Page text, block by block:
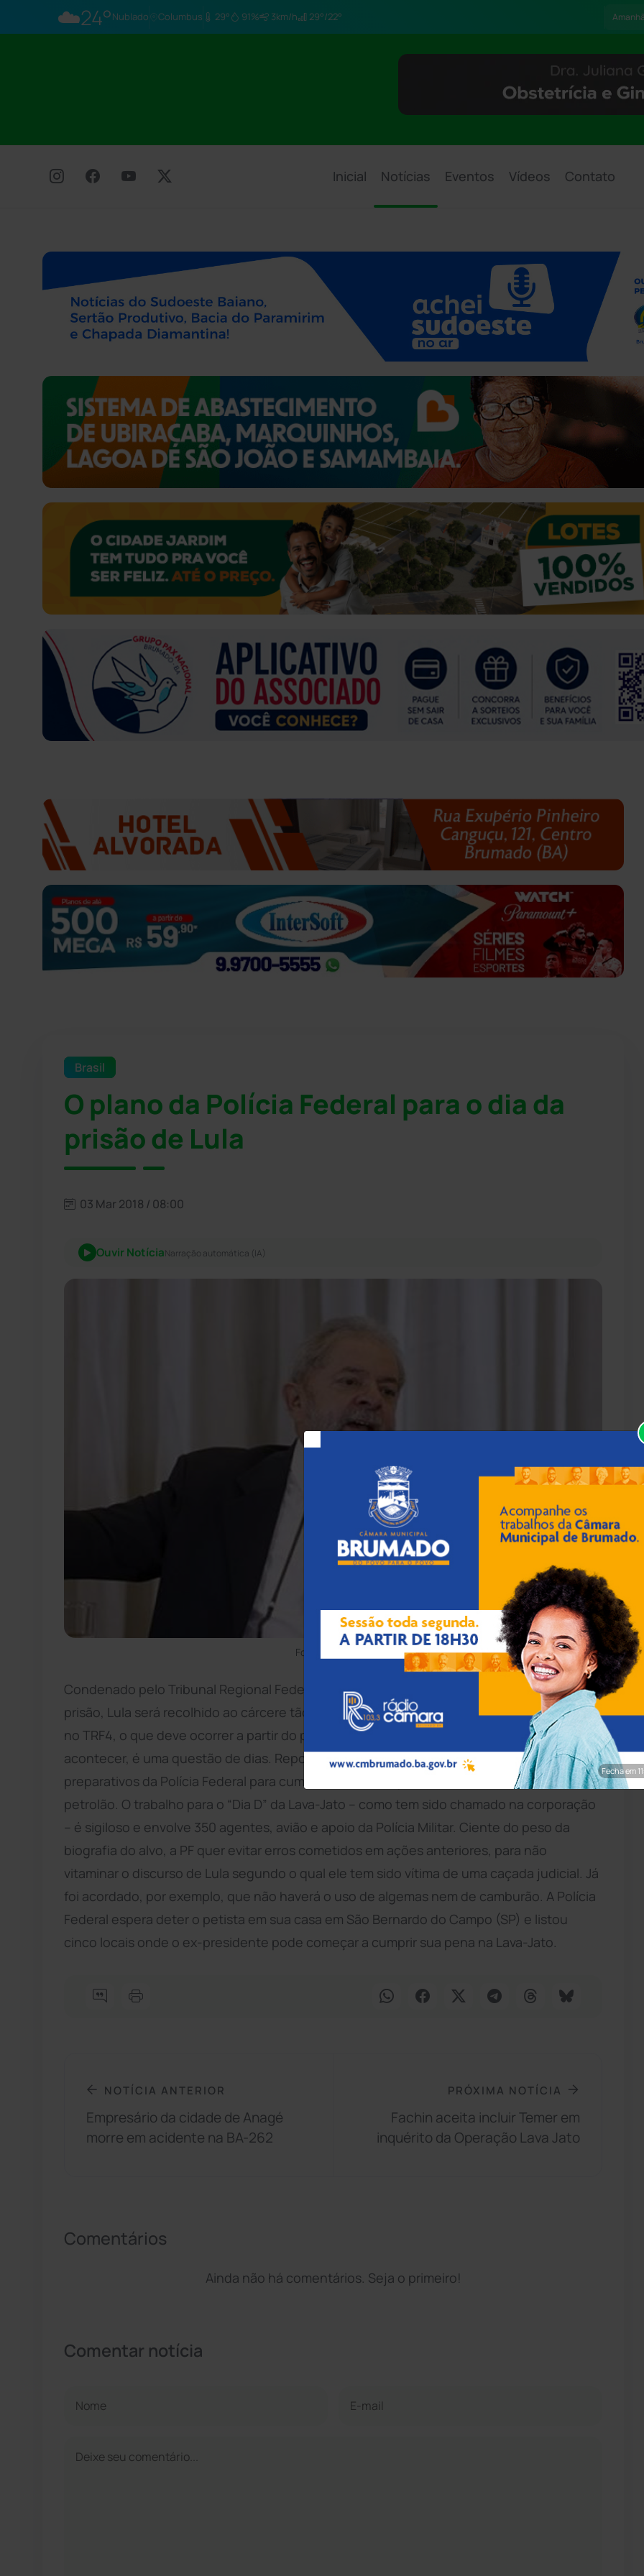
☁️24°Nublado Columbus 29° 91% 3km/h 29°/22° Amanhã
Inicial Notícias Eventos Vídeos Contato
Brasil
O plano da Polícia Federal para o dia da
prisão de Lula
03 Mar 2018 / 08:00
Ouvir NotíciaNarração automática (IA)
Foto: Divulgação
Condenado pelo Tribunal Regional Federal (TRF) da 4ª Região a doze anos e um mês de
prisão, Lula será recolhido ao cárcere tão logo seu recurso contra a sentença seja julgado
no TRF4, o que deve ocorrer a partir do próximo dia 23. A cadeia, se nenhuma reviravolta
acontecer, é uma questão de dias. Reportagem da Revista Veja desta semana mostra os
preparativos da Polícia Federal para cumprir a ordem de prisão contra a maior estrela do
petrolão. O trabalho para o “Dia D” da Lava-Jato – como tem sido chamado na corporação
– é sigiloso e envolve 350 agentes, avião e apoio da Polícia Militar. Ciente do peso da
biografia do alvo, a PF quer evitar erros cometidos em ações anteriores, para não
vitaminar o discurso de Lula segundo o qual ele tem sido vítima de uma caçada judicial. Já
foi acordado, por exemplo, que não haverá o uso de algemas nem de camburão. A Polícia
Federal espera deter o petista em sua casa em São Bernardo do Campo (SP) e listou
cinco locais onde o ex-presidente pode começar a cumprir sua pena na Lava-Jato.
NOTÍCIA ANTERIOR
Empresário da cidade de Anagé
morre em acidente na BA-262
PRÓXIMA NOTÍCIA
Fachin aceita incluir Temer em
inquérito da Operação Lava Jato
Comentários
Ainda não há comentários. Seja o primeiro!
Comentar notícia
Fecha em